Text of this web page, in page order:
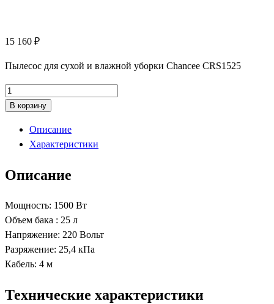
15 160 ₽
Пылесос для сухой и влажной уборки Chancee CRS1525
Количество
товара
сухой
влажной
Chancee
CRS1525
В корзину
Описание
Характеристики
Описание
Мощность: 1500 Вт
Объем бака : 25 л
Напряжение: 220 Вольт
Разряжение: 25,4 кПа
Кабель: 4 м
Технические характеристики